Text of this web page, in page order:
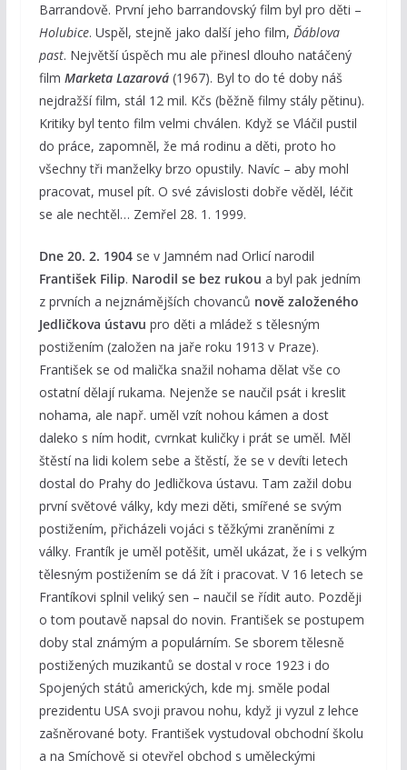
Barrandově. První jeho barrandovský film byl pro děti –
Holubice. Uspěl, stejně jako další jeho film, Ďáblova
past. Největší úspěch mu ale přinesl dlouho natáčený
film Marketa Lazarová(1967). Byl to do té doby náš
nejdražší film, stál 12 mil. Kčs (běžně filmy stály pětinu).
Kritiky byl tento film velmi chválen. Když se Vláčil pustil
do práce, zapomněl, že má rodinu a děti, proto ho
všechny tři manželky brzo opustily. Navíc – aby mohl
pracovat, musel pít. O své závislosti dobře věděl, léčit
se ale nechtěl… Zemřel 28. 1. 1999.
Dne 20. 2. 1904se v Jamném nad Orlicí narodil
František Filip. Narodil se bez rukou a byl pak jedním
z prvních a nejznámějších chovanců nově založeného
Jedličkova ústavu pro děti a mládež s tělesným
postižením (založen na jaře roku 1913 v Praze).
František se od malička snažil nohama dělat vše co
ostatní dělají rukama. Nejenže se naučil psát i kreslit
nohama, ale např. uměl vzít nohou kámen a dost
daleko s ním hodit, cvrnkat kuličky i prát se uměl. Měl
štěstí na lidi kolem sebe a štěstí, že se v devíti letech
dostal do Prahy do Jedličkova ústavu. Tam zažil dobu
první světové války, kdy mezi děti, smířené se svým
postižením, přicházeli vojáci s těžkými zraněními z
války. Frantík je uměl potěšit, uměl ukázat, že i s velkým
tělesným postižením se dá žít i pracovat. V 16 letech se
Frantíkovi splnil veliký sen – naučil se řídit auto. Později
o tom poutavě napsal do novin. František se postupem
doby stal známým a populárním. Se sborem tělesně
postižených muzikantů se dostal v roce 1923 i do
Spojených států amerických, kde mj. směle podal
prezidentu USA svoji pravou nohu, když ji vyzul z lehce
zašněrované boty. František vystudoval obchodní školu
a na Smíchově si otevřel obchod s uměleckými